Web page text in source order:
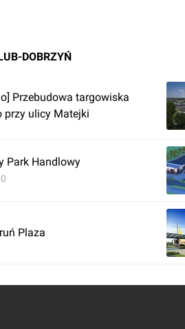
DOBRZYŃ
Przebudowa targowiska
przy ulicy Matejki
Park Handlowy
Plaza